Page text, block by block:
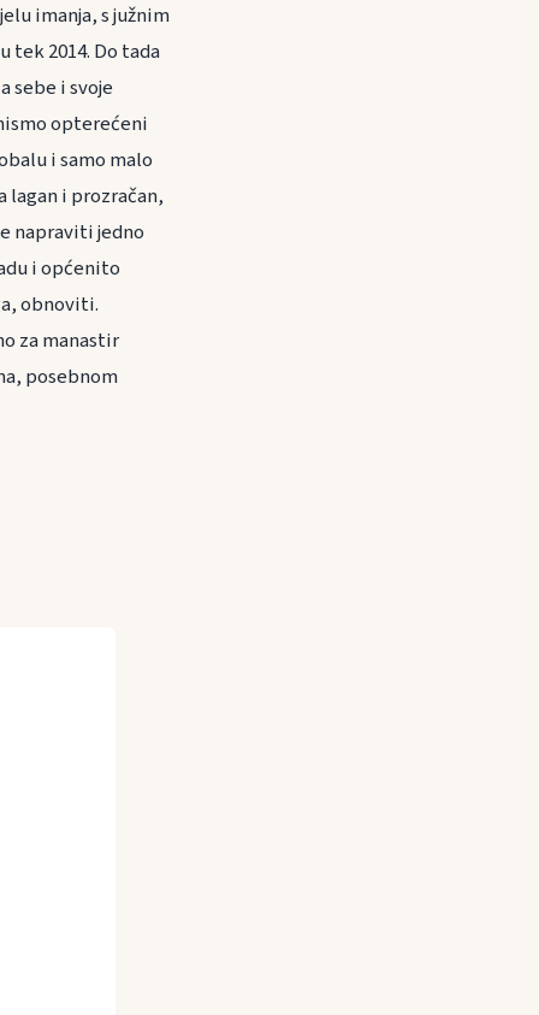
imanja, s južnim
tek 2014. Do tada
sebe i svoje
opterećeni
i samo malo
lagan i prozračan,
napraviti jedno
i općenito
obnoviti.
za manastir
posebnom